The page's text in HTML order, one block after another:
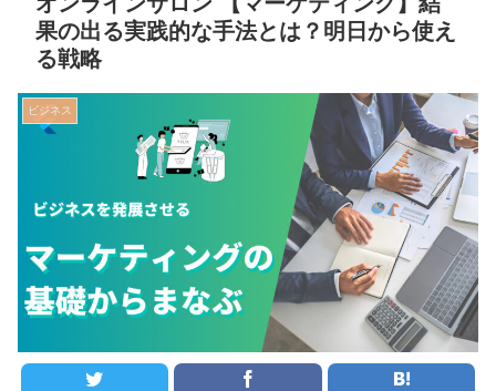
果の出る実践的な手法とは？明日から使え
る戦略
ビジネス